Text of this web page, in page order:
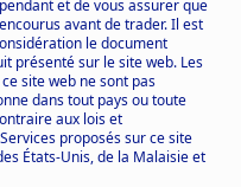
et de vous assurer que
avant de trader. Il est
le document
présenté sur le site web. Les
site web ne sont pas
dans tout pays ou toute
aux lois et
proposés sur ce site
États-Unis, de la Malaisie et